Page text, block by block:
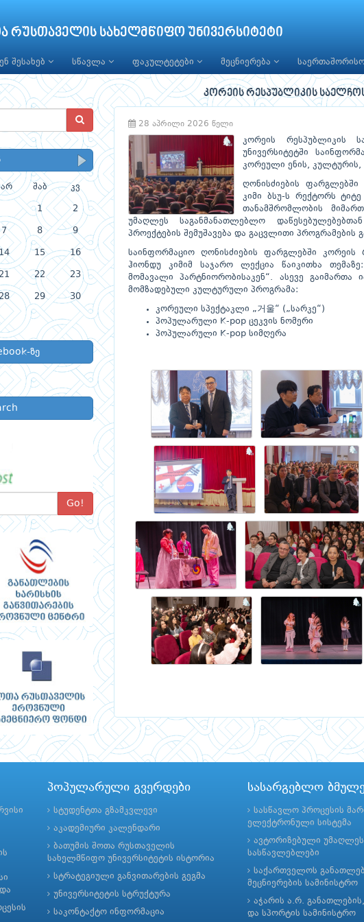
რუსთაველის სახელმწიფო უნივერსიტეტი
შესახებ სწავლა ფაკულტეტები მეცნიერება
შაბ კვ
1 2
7 8 9
15 16
21 22 23
29 30
ზე
Go!
კორეის რესპუბლიკის
28 აპრილი 2026 წელი
კორეის რესპუბლიკის
უნივერსიტეტში
კორეული ენის, კულტურის,
ღონისძიების
კიმი ბსუ-ს რექტორს
თანამშრომლობის
უმაღლეს საგანმანათლებლო
პროექტების შემუშავება და გაცვლითი პროგრამების
საინფორმაციო ღონისძიების ფარგლებში
ჰიონდუ კიმიმ საჯარო ლექცია წაიკითხა
მომავალი პარტნიორობისაკენ“. ასევე გაიმართა
მომზადებული კულტურული პროგრამა:
კორეული სპექტაკლი „거울“ („სარკე“)
პოპულარული K-pop ცეკვის ნომერი
პოპულარული K-pop სიმღერა
პოპულარული გვერდები
სტუდენტთა გზამკვლევი
აკადემიური კალენდარი
ბათუმის შოთა რუსთაველის
სახელმწიფო უნივერსიტეტის ისტორია
სტრატეგიული განვითარების გეგმა
უნივერსიტეტის სტრუქტურა
საკონტაქტო ინფორმაცია
სასარგებლო
სასწავლო პროცესის
ელექტრონული სისტემა
ავტორიზებული
სასწავლებლები
საქართველოს
მეცნიერების სამინისტრო
აჭარის ა.რ.
და სპორტის სამინისტრო